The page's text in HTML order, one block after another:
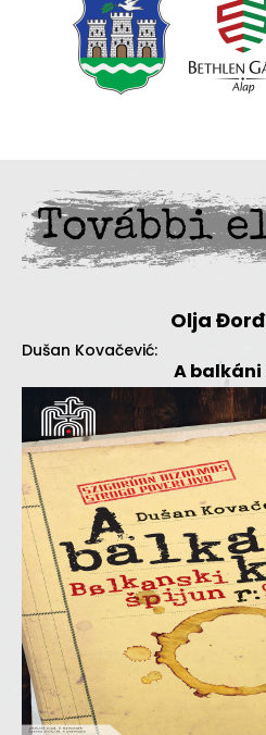
További
Olja
Dušan Kovačević:
A balkáni